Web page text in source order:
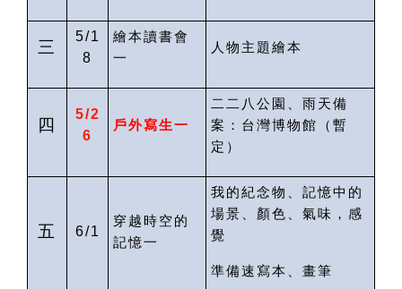
三
5/1
8
繪本讀書會
一
人物主題繪本
四
5/2
6
戶外寫生一
二二八公園、雨天備
案：台灣博物館
（暫
定）
五 6/1
穿越時空的
記憶一
我的紀念物、記憶中的
場景、顏色、氣味，感
覺
準備速寫本、畫筆